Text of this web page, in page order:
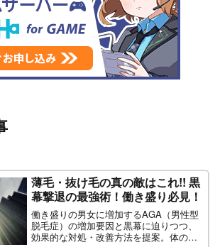
薄毛・抜け毛の真の敵はこれ!! 黒
幕撃退の最強術！働き盛り必見！
働き盛りの男女に増加するAGA（男性型
脱毛症）の増加要因と黒幕に迫りつつ、
効果的な対処・改善方法を提案。体の内